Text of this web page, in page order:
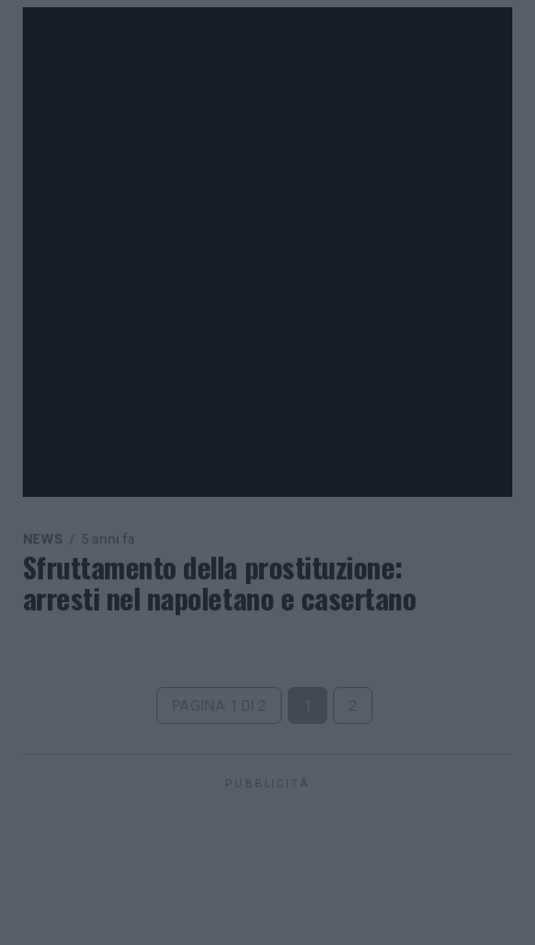
NEWS 5 anni fa
Sfruttamento della prostituzione:
arresti nel napoletano e casertano
PUBBLICITÀ